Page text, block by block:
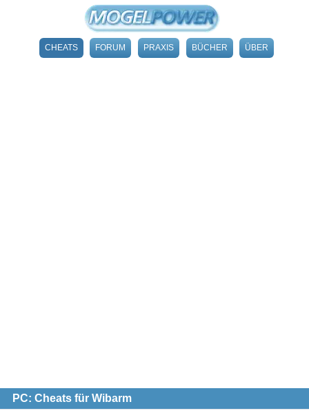
CHEATS FORUM PRAXIS BÜCHER ÜBER
PC: Cheats für Wibarm